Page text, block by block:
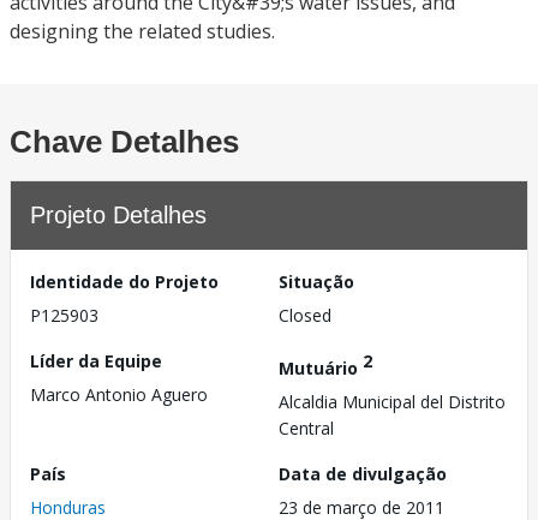
designing the related studies.
Chave Detalhes
Projeto Detalhes
Identidade do Projeto
P125903
Situação
Closed
Líder da Equipe
Marco Antonio Aguero
Mutuário 2
Alcaldia Municipal del Distrito
Central
País
Honduras
Data de divulgação
23 de março de 2011